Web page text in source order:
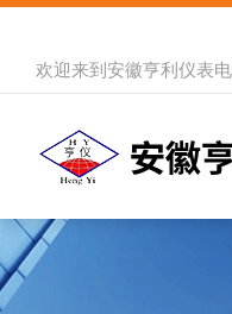
欢迎来到 安徽亨利仪表